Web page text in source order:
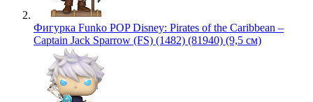
Фигурка Funko POP Disney: Pirates of the Caribbean –
Captain Jack Sparrow (FS) (1482) (81940) (9,5 см)